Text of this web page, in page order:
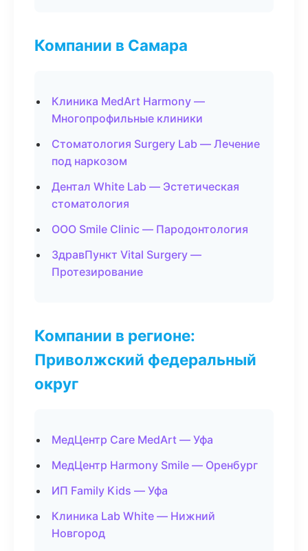
Компании в Самара
Клиника MedArt Harmony —
Многопрофильные клиники
Стоматология Surgery Lab — Лечение
под наркозом
Дентал White Lab — Эстетическая
стоматология
ООО Smile Clinic — Пародонтология
ЗдравПункт Vital Surgery —
Протезирование
Компании в регионе:
Приволжский федеральный
округ
МедЦентр Care MedArt — Уфа
МедЦентр Harmony Smile — Оренбург
ИП Family Kids — Уфа
Клиника Lab White — Нижний
Новгород